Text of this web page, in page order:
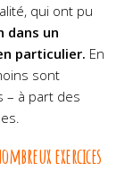
qui ont pu
dans un
particulier. En
sont
– à part des
exercices